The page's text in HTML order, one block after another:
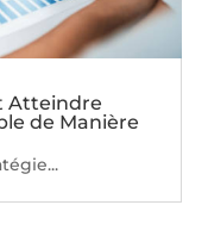
Atteindre
de Manière